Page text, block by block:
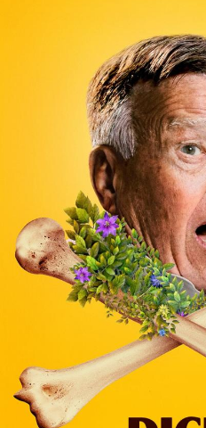
Wende des Schicksals wird
Königin Jane gekrönt und
ganz England. Nach der
Mädchens. das im Alter von
zur Königin wurde, ist “Lady
Romanze in bittersüßer